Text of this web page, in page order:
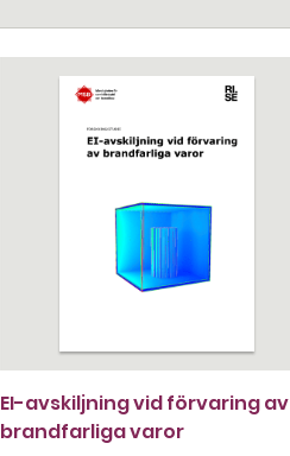
EI-avskiljning vid förvaring av
brandfarliga varor